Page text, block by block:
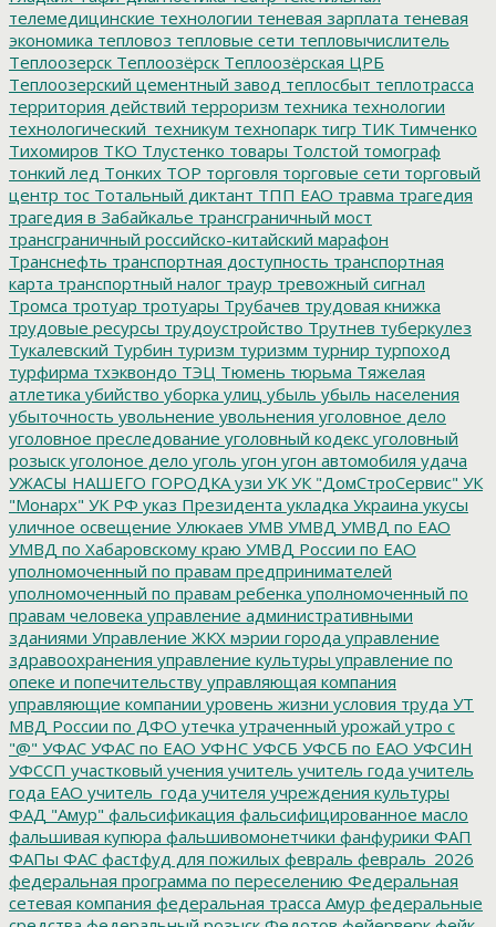
телемедицинские технологии теневая зарплата теневая
экономика тепловоз тепловые сети тепловычислитель
Теплоозерск Теплоозёрск Теплоозёрская ЦРБ
Теплоозерский цементный завод теплосбыт теплотрасса
территория действий терроризм техника технологии
технологический_техникум технопарк тигр ТИК Тимченко
Тихомиров ТКО Тлустенко товары Толстой томограф
тонкий лед Тонких ТОР торговля торговые сети торговый
центр тос Тотальный диктант ТПП ЕАО травма трагедия
трагедия в Забайкалье трансграничный мост
трансграничный российско-китайский марафон
Транснефть транспортная доступность транспортная
карта транспортный налог траур тревожный сигнал
Тромса тротуар тротуары Трубачев трудовая книжка
трудовые ресурсы трудоустройство Трутнев туберкулез
Тукалевский Турбин туризм туризмм турнир турпоход
турфирма тхэквондо ТЭЦ Тюмень тюрьма Тяжелая
атлетика убийство уборка улиц убыль убыль населения
убыточность увольнение увольнения уголовное дело
уголовное преследование уголовный кодекс уголовный
розыск уголоное дело уголь угон угон автомобиля удача
УЖАСЫ НАШЕГО ГОРОДКА узи УК УК "ДомСтроСервис" УК
"Монарх" УК РФ указ Президента укладка Украина укусы
уличное освещение Улюкаев УМВ УМВД УМВД по ЕАО
УМВД по Хабаровскому краю УМВД России по ЕАО
уполномоченный по правам предпринимателей
уполномоченный по правам ребенка уполномоченный по
правам человека управление административными
зданиями Управление ЖКХ мэрии города управление
здравоохранения управление культуры управление по
опеке и попечительству управляющая компания
управляющие компании уровень жизни условия труда УТ
МВД России по ДФО утечка утраченный урожай утро с
"@" УФАС УФАС по ЕАО УФНС УФСБ УФСБ по ЕАО УФСИН
УФССП участковый учения учитель учитель года учитель
года ЕАО учитель_года учителя учреждения культуры
ФАД "Амур" фальсификация фальсифицированное масло
фальшивая купюра фальшивомонетчики фанфурики ФАП
ФАПы ФАС фастфуд для пожилых февраль февраль_2026
федеральная программа по переселению Федеральная
сетевая компания федеральная трасса Амур федеральные